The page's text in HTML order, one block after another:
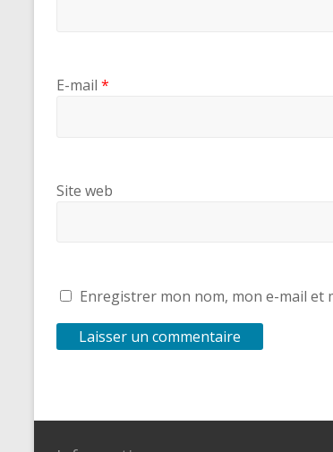
E-mail *
Site web
Enregistrer mon nom, mon e-mail et